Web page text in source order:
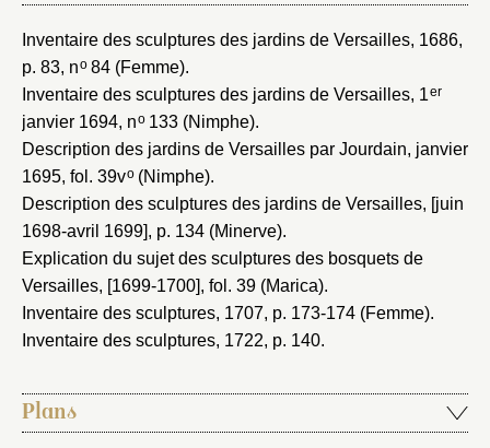
Inventaire des sculptures des jardins de Versailles, 1686,
p. 83, no84 (Femme).
Inventaire des sculptures des jardins de Versailles, 1er
janvier 1694, no133 (Nimphe).
Description des jardins de Versailles par Jourdain, janvier
1695, fol. 39vo(Nimphe).
Description des sculptures des jardins de Versailles, [juin
1698-avril 1699], p. 134 (Minerve).
Explication du sujet des sculptures des bosquets de
Versailles, [1699-1700], fol. 39 (Marica).
Inventaire des sculptures, 1707, p. 173-174 (Femme).
Inventaire des sculptures, 1722, p. 140.
Plans